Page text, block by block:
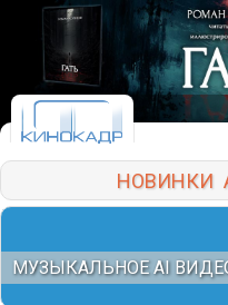
НОВИНКИ
МУЗЫКАЛЬНОЕ AI